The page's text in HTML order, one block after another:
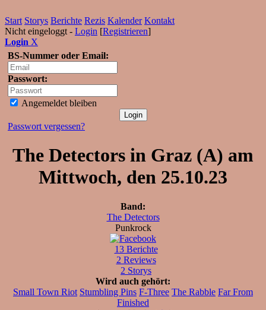
Start Storys Berichte Rezis Kalender Kontakt
Nicht eingeloggt - Login [Registrieren]
Login X
BS-Nummer oder Email:
Passwort:
Angemeldet bleiben
Passwort vergessen?
The Detectors in Graz (A) am
Mittwoch, den 25.10.23
Band:
The Detectors
Punkrock
13 Berichte
2 Reviews
2 Storys
Wird auch gehört:
Small Town Riot Stumbling Pins F-Three The Rabble Far From
Finished